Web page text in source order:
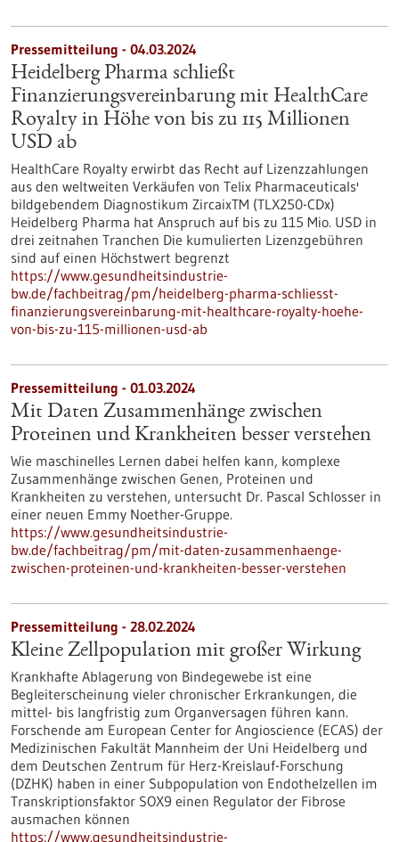
Pressemitteilung - 04.03.2024
Heidelberg Pharma schließt
Finanzierungsvereinbarung mit HealthCare
Royalty in Höhe von bis zu 115 Millionen
USD ab
HealthCare Royalty erwirbt das Recht auf Lizenzzahlungen
aus den weltweiten Verkäufen von Telix Pharmaceuticals'
bildgebendem Diagnostikum ZircaixTM (TLX250-CDx)
Heidelberg Pharma hat Anspruch auf bis zu 115 Mio. USD in
drei zeitnahen Tranchen Die kumulierten Lizenzgebühren
sind auf einen Höchstwert begrenzt
https://www.gesundheitsindustrie-
bw.de/fachbeitrag/pm/heidelberg-pharma-schliesst-
finanzierungsvereinbarung-mit-healthcare-royalty-hoehe-
von-bis-zu-115-millionen-usd-ab
Pressemitteilung - 01.03.2024
Mit Daten Zusammenhänge zwischen
Proteinen und Krankheiten besser verstehen
Wie maschinelles Lernen dabei helfen kann, komplexe
Zusammenhänge zwischen Genen, Proteinen und
Krankheiten zu verstehen, untersucht Dr. Pascal Schlosser in
einer neuen Emmy Noether-Gruppe.
https://www.gesundheitsindustrie-
bw.de/fachbeitrag/pm/mit-daten-zusammenhaenge-
zwischen-proteinen-und-krankheiten-besser-verstehen
Pressemitteilung - 28.02.2024
Kleine Zellpopulation mit großer Wirkung
Krankhafte Ablagerung von Bindegewebe ist eine
Begleiterscheinung vieler chronischer Erkrankungen, die
mittel- bis langfristig zum Organversagen führen kann.
Forschende am European Center for Angioscience (ECAS) der
Medizinischen Fakultät Mannheim der Uni Heidelberg und
dem Deutschen Zentrum für Herz-Kreislauf-Forschung
(DZHK) haben in einer Subpopulation von Endothelzellen im
Transkriptionsfaktor SOX9 einen Regulator der Fibrose
ausmachen können
https://www.gesundheitsindustrie-